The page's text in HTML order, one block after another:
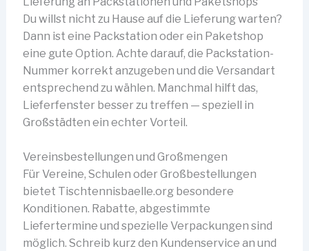
Du willst nicht zu Hause auf die Lieferung warten?
Dann ist eine Packstation oder ein Paketshop
eine gute Option. Achte darauf, die Packstation-
Nummer korrekt anzugeben und die Versandart
entsprechend zu wählen. Manchmal hilft das,
Lieferfenster besser zu treffen — speziell in
Großstädten ein echter Vorteil.
Vereinsbestellungen und Großmengen
Für Vereine, Schulen oder Großbestellungen
bietet Tischtennisbaelle.org besondere
Konditionen. Rabatte, abgestimmte
Liefertermine und spezielle Verpackungen sind
möglich. Schreib kurz den Kundenservice an und